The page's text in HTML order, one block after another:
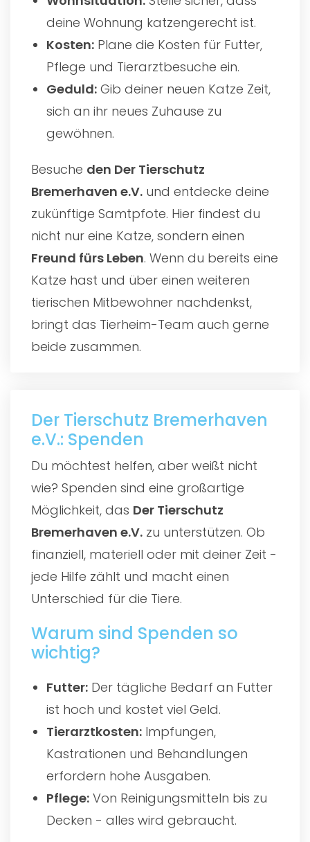
deine Wohnung katzengerecht ist.
Kosten: Plane die Kosten für Futter,
Pflege und Tierarztbesuche ein.
Geduld: Gib deiner neuen Katze Zeit,
sich an ihr neues Zuhause zu
gewöhnen.
Besuche den Der Tierschutz
Bremerhaven e.V. und entdecke deine
zukünftige Samtpfote. Hier findest du
nicht nur eine Katze, sondern einen
Freund fürs Leben. Wenn du bereits eine
Katze hast und über einen weiteren
tierischen Mitbewohner nachdenkst,
bringt das Tierheim-Team auch gerne
beide zusammen.
Der Tierschutz Bremerhaven
e.V.: Spenden
Du möchtest helfen, aber weißt nicht
wie? Spenden sind eine großartige
Möglichkeit, das Der Tierschutz
Bremerhaven e.V. zu unterstützen. Ob
finanziell, materiell oder mit deiner Zeit -
jede Hilfe zählt und macht einen
Unterschied für die Tiere.
Warum sind Spenden so
wichtig?
Futter: Der tägliche Bedarf an Futter
ist hoch und kostet viel Geld.
Tierarztkosten: Impfungen,
Kastrationen und Behandlungen
erfordern hohe Ausgaben.
Pflege: Von Reinigungsmitteln bis zu
Decken - alles wird gebraucht.